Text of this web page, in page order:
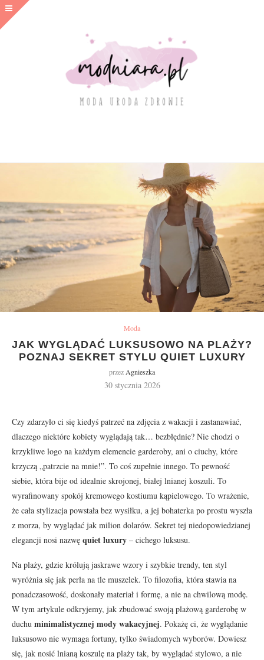
Moda
JAK WYGLĄDAĆ LUKSUSOWO NA PLAŻY?
POZNAJ SEKRET STYLU QUIET LUXURY
przez Agnieszka
30 stycznia 2026
Czy zdarzyło ci się kiedyś patrzeć na zdjęcia z wakacji i zastanawiać,
dlaczego niektóre kobiety wyglądają tak… bezbłędnie? Nie chodzi o
krzykliwe logo na każdym elemencie garderoby, ani o ciuchy, które
krzyczą „patrzcie na mnie!”. To coś zupełnie innego. To pewność
siebie, która bije od idealnie skrojonej, białej lnianej koszuli. To
wyrafinowany spokój kremowego kostiumu kąpielowego. To wrażenie,
że cała stylizacja powstała bez wysiłku, a jej bohaterka po prostu wyszła
z morza, by wyglądać jak milion dolarów. Sekret tej niedopowiedzianej
elegancji nosi nazwę quiet luxury – cichego luksusu.
Na plaży, gdzie królują jaskrawe wzory i szybkie trendy, ten styl
wyróżnia się jak perła na tle muszelek. To filozofia, która stawia na
ponadczasowość, doskonały materiał i formę, a nie na chwilową modę.
W tym artykule odkryjemy, jak zbudować swoją plażową garderobę w
duchu minimalistycznej mody wakacyjnej. Pokażę ci, że wyglądanie
luksusowo nie wymaga fortuny, tylko świadomych wyborów. Dowiesz
się, jak nosić lnianą koszulę na plaży tak, by wyglądać stylowo, a nie